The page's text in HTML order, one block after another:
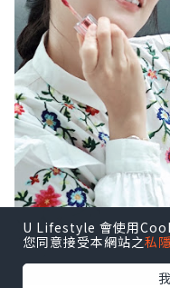
U Lifestyle 會使用
您同意接受本網站之私